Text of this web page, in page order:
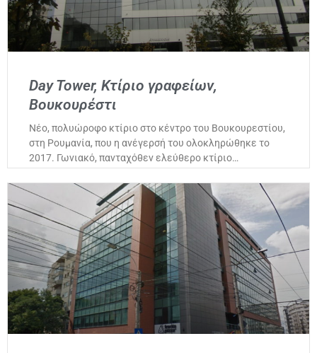
Day Tower, Κτίριο γραφείων,
Βουκουρέστι
Νέο, πολυώροφο κτίριο στο κέντρο του Βουκουρεστίου,
στη Ρουμανία, που η ανέγερσή του ολοκληρώθηκε το
2017. Γωνιακό, πανταχόθεν ελεύθερο κτίριο…